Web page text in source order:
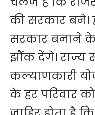
की सरकार बने।
सरकार बनाने
झौंक देंगे। राज्य
कल्याणकारी
के हर परिवार